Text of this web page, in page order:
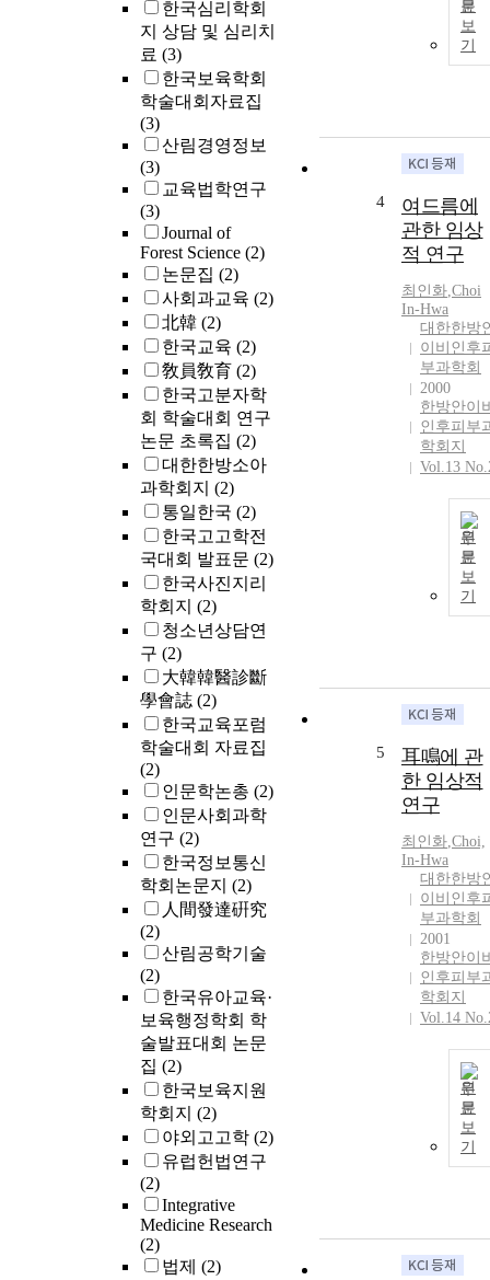
한국심리학회
지 상담 및 심리치
료 (3)
한국보육학회
학술대회자료집
(3)
산림경영정보
(3)
교육법학연구
(3)
Journal of
Forest Science (2)
논문집 (2)
사회과교육 (2)
北韓 (2)
한국교육 (2)
敎員敎育 (2)
한국고분자학
회 학술대회 연구
논문 초록집 (2)
대한한방소아
과학회지 (2)
통일한국 (2)
한국고고학전
국대회 발표문 (2)
한국사진지리
학회지 (2)
청소년상담연
구 (2)
大韓韓醫診斷
學會誌 (2)
한국교육포럼
학술대회 자료집
(2)
인문학논총 (2)
인문사회과학
연구 (2)
한국정보통신
학회논문지 (2)
人間發達硏究
(2)
산림공학기술
(2)
한국유아교육·
보육행정학회 학
술발표대회 논문
집 (2)
한국보육지원
학회지 (2)
야외고고학 (2)
유럽헌법연구
(2)
Integrative
Medicine Research
(2)
법제 (2)
문
보
기
4
여드름에
관한 임상
적 연구
최인화,Choi
In-Hwa
대한한방
이비인후
부과학회
2000
한방안이
인후피부
학회지
Vol.13
원
문
보
기
5
耳鳴에 관
한 임상적
연구
최인화,Choi,
In-Hwa
대한한방
이비인후
부과학회
2001
한방안이
인후피부
학회지
Vol.14
원
문
보
기